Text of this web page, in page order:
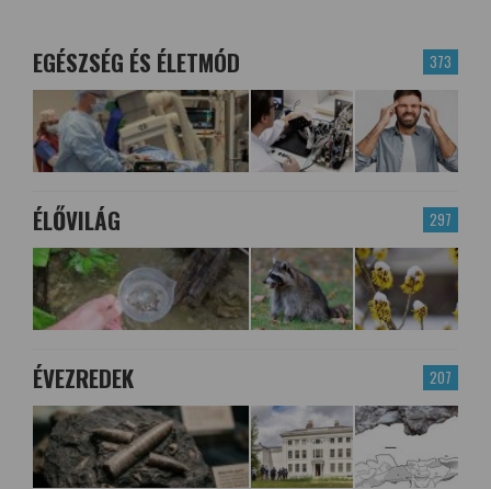
373
EGÉSZSÉG ÉS ÉLETMÓD
297
ÉLŐVILÁG
207
ÉVEZREDEK